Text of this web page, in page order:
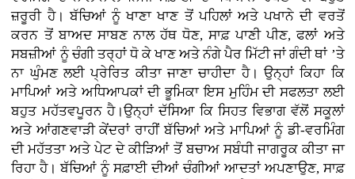
ਜ਼ਰੂਰੀ ਹੈ। ਬੱਚਿਆਂ ਨੂੰ ਖਾਣਾ ਖਾਣ ਤੋਂ ਪਹਿਲਾਂ ਅਤੇ ਪਖਾਨੇ ਦੀ ਵਰਤੋਂ
ਕਰਨ ਤੋਂ ਬਾਅਦ ਸਾਬਣ ਨਾਲ ਹੱਥ ਧੋਣ, ਸਾਫ਼ ਪਾਣੀ ਪੀਣ, ਫਲਾਂ ਅਤੇ
ਸਬਜ਼ੀਆਂ ਨੂੰ ਚੰਗੀ ਤਰ੍ਹਾਂ ਧੋ ਕੇ ਖਾਣ ਅਤੇ ਨੰਗੇ ਪੈਰ ਮਿੱਟੀ ਜਾਂ ਗੰਦੀ ਥਾਂ ’ਤੇ
ਨਾ ਘੁੰਮਣ ਲਈ ਪ੍ਰੇਰਿਤ ਕੀਤਾ ਜਾਣਾ ਚਾਹੀਦਾ ਹੈ। ਉਨ੍ਹਾਂ ਕਿਹਾ ਕਿ
ਮਾਪਿਆਂ ਅਤੇ ਅਧਿਆਪਕਾਂ ਦੀ ਭੂਮਿਕਾ ਇਸ ਮੁਹਿੰਮ ਦੀ ਸਫਲਤਾ ਲਈ
ਬਹੁਤ ਮਹੱਤਵਪੂਰਨ ਹੈ।ਉਨ੍ਹਾਂ ਦੱਸਿਆ ਕਿ ਸਿਹਤ ਵਿਭਾਗ ਵੱਲੋਂ ਸਕੂਲਾਂ
ਅਤੇ ਆਂਗਣਵਾੜੀ ਕੇਂਦਰਾਂ ਰਾਹੀਂ ਬੱਚਿਆਂ ਅਤੇ ਮਾਪਿਆਂ ਨੂੰ ਡੀ-ਵਰਮਿੰਗ
ਦੀ ਮਹੱਤਤਾ ਅਤੇ ਪੇਟ ਦੇ ਕੀੜਿਆਂ ਤੋਂ ਬਚਾਅ ਸਬੰਧੀ ਜਾਗਰੂਕ ਕੀਤਾ ਜਾ
ਰਿਹਾ ਹੈ। ਬੱਚਿਆਂ ਨੂੰ ਸਫ਼ਾਈ ਦੀਆਂ ਚੰਗੀਆਂ ਆਦਤਾਂ ਅਪਣਾਉਣ, ਸਾਫ਼